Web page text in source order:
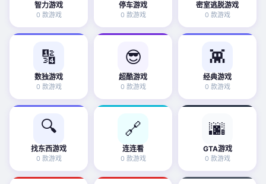
智力游戏
0 款游戏
停车游戏
0 款游戏
密室逃脱游戏
0 款游戏
🔢
数独游戏
0 款游戏
😎
超酷游戏
0 款游戏
👾
经典游戏
0 款游戏
🔍
找东西游戏
0 款游戏
🔗
连连看
0 款游戏
🌆
GTA游戏
0 款游戏